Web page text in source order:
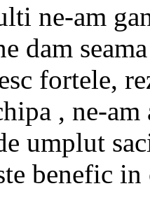
ne-am
dam
fortele,
, ne-
umplut
benefic